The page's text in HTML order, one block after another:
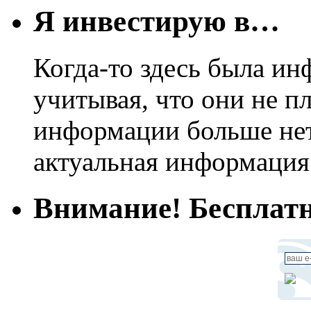
Я инвестирую в…
Когда-то здесь была
учитывая, что они не
информации больше
актуальная
Внимание!